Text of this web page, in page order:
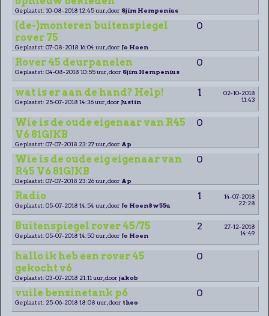
Geplaatst: 10-08-2018 12:45 uur, door Sjim Hempenius
(de-)monteren buitenspiegel
rover 75
0
Geplaatst: 07-08-2018 16:04 uur, door Jo Hoen
Rover 45 deurpanelen 0
Geplaatst: 04-08-2018 10:55 uur, door Sjim Hempenius
wat is er aan de hand? Help! 1
02-10-2018
11:43
Geplaatst: 25-07-2018 14:36 uur, door Justin
Wie is de oude eigenaar van R45
V6 81GJKB
0
Geplaatst: 07-07-2018 23:27 uur, door Ap
Wie is de oude eig eigenaar van
R45 V6 81GJKB
0
Geplaatst: 07-07-2018 23:26 uur, door Ap
Radio 1
14-07-2018
22:28
Geplaatst: 05-07-2018 14:54 uur, door Jo Hoen8w55u
Buitenspiegel rover 45/75 2
27-12-2018
14:49
Geplaatst: 05-07-2018 14:50 uur, door Jo Hoen
hallo ik heb een rover 45
gekocht v6
0
Geplaatst: 03-07-2018 21:11 uur, door jakob
vuile benzinetank p6 0
Geplaatst: 25-06-2018 18:08 uur, door theo